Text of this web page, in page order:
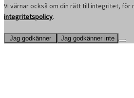
Vi värnar också om din rätt till integritet, för
integritetspolicy.
Jag godkänner Jag godkänner inte